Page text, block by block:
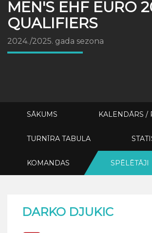
MEN'S EHF EURO
QUALIFIERS
2024./2025. gada sezona
SĀKUMS KALENDĀRS /
TURNĪRA TABULA
KOMANDAS SPĒLĒTĀJI
DARKO DJUKIC